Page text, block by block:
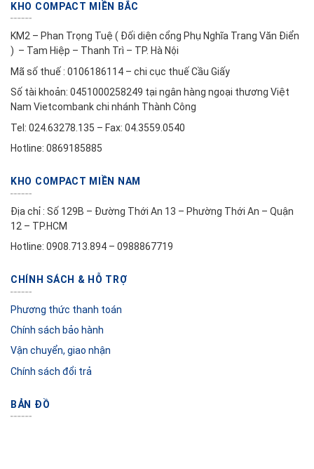
KHO COMPACT MIỀN BẮC
KM2 – Phan Trọng Tuệ ( Đối diện cổng Phụ Nghĩa Trang Văn Điển
) – Tam Hiệp – Thanh Trì – TP. Hà Nội
Mã số thuế : 0106186114 – chi cục thuế Cầu Giấy
Số tài khoản: 0451000258249 tại ngân hàng ngoại thương Việt
Nam Vietcombank chi nhánh Thành Công
Tel: 024.63278.135 – Fax: 04.3559.0540
Hotline: 0869185885
KHO COMPACT MIỀN NAM
Địa chỉ : Số 129B – Đường Thới An 13 – Phường Thới An – Quận
12 – TP.HCM
Hotline: 0908.713.894 – 0988867719
CHÍNH SÁCH & HỖ TRỢ
Phương thức thanh toán
Chính sách bảo hành
Vận chuyển, giao nhận
Chính sách đổi trả
BẢN ĐỒ